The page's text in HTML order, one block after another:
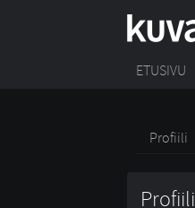
ETUSIVU
Profiili
Profiili